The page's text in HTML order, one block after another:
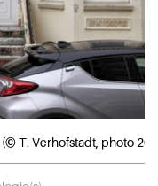
(© T. Verhofstadt, photo